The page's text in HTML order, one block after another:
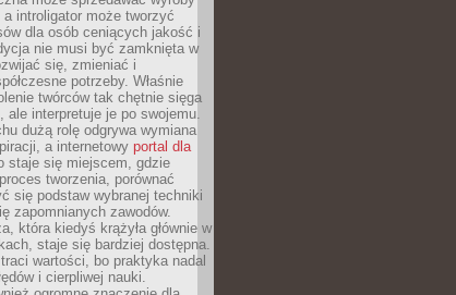
a introligator może tworzyć
dla osób ceniących jakość i
nie musi być zamknięta w
się, zmieniać i
potrzeby. Właśnie
twórców tak chętnie sięga
ale interpretuje je po swojemu.
dużą rolę odgrywa wymiana
a internetowy portal dla
staje się miejscem, gdzie
tworzenia, porównać
się podstaw wybranej techniki
zapomnianych zawodów.
która kiedyś krążyła głównie w
staje się bardziej dostępna.
wartości, bo praktyka nadal
i cierpliwej nauki.